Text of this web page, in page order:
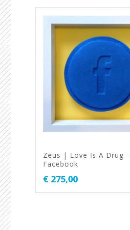
Zeus | Love Is A Drug –
Facebook
€ 275,00